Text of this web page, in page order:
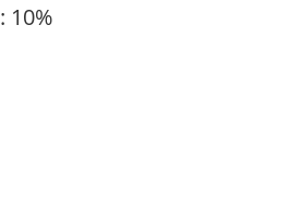
: 10%